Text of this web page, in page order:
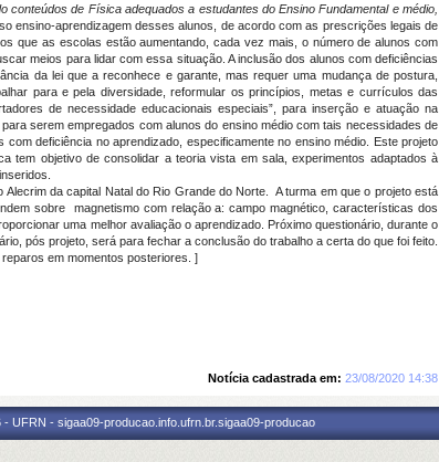
de Física adequados a estudantes do Ensino Fundamental e médio,
ensino-aprendizagem desses alunos, de acordo com as prescrições legais de
que as escolas estão aumentando, cada vez mais, o número de alunos com
meios para lidar com essa situação. A inclusão dos alunos com deficiências
da lei que a reconhece e garante, mas requer uma mudança de postura,
para e pela diversidade, reformular os princípios, metas e currículos das
de necessidade educacionais especiais”, para inserção e atuação na
serem empregados com alunos do ensino médio com tais necessidades de
deficiência no aprendizado, especificamente no ensino médio. Este projeto
tem objetivo de consolidar a teoria vista em sala, experimentos adaptados à
da capital Natal do Rio Grande do Norte. A turma em que o projeto está
sobre magnetismo com relação a: campo magnético, características dos
uma melhor avaliação o aprendizado. Próximo questionário, durante o
pós projeto, será para fechar a conclusão do trabalho a certa do que foi feito.
em momentos posteriores. ]
Notícia cadastrada em: 23/08/2020 14:38
UFRN - sigaa09-producao.info.ufrn.br.sigaa09-producao